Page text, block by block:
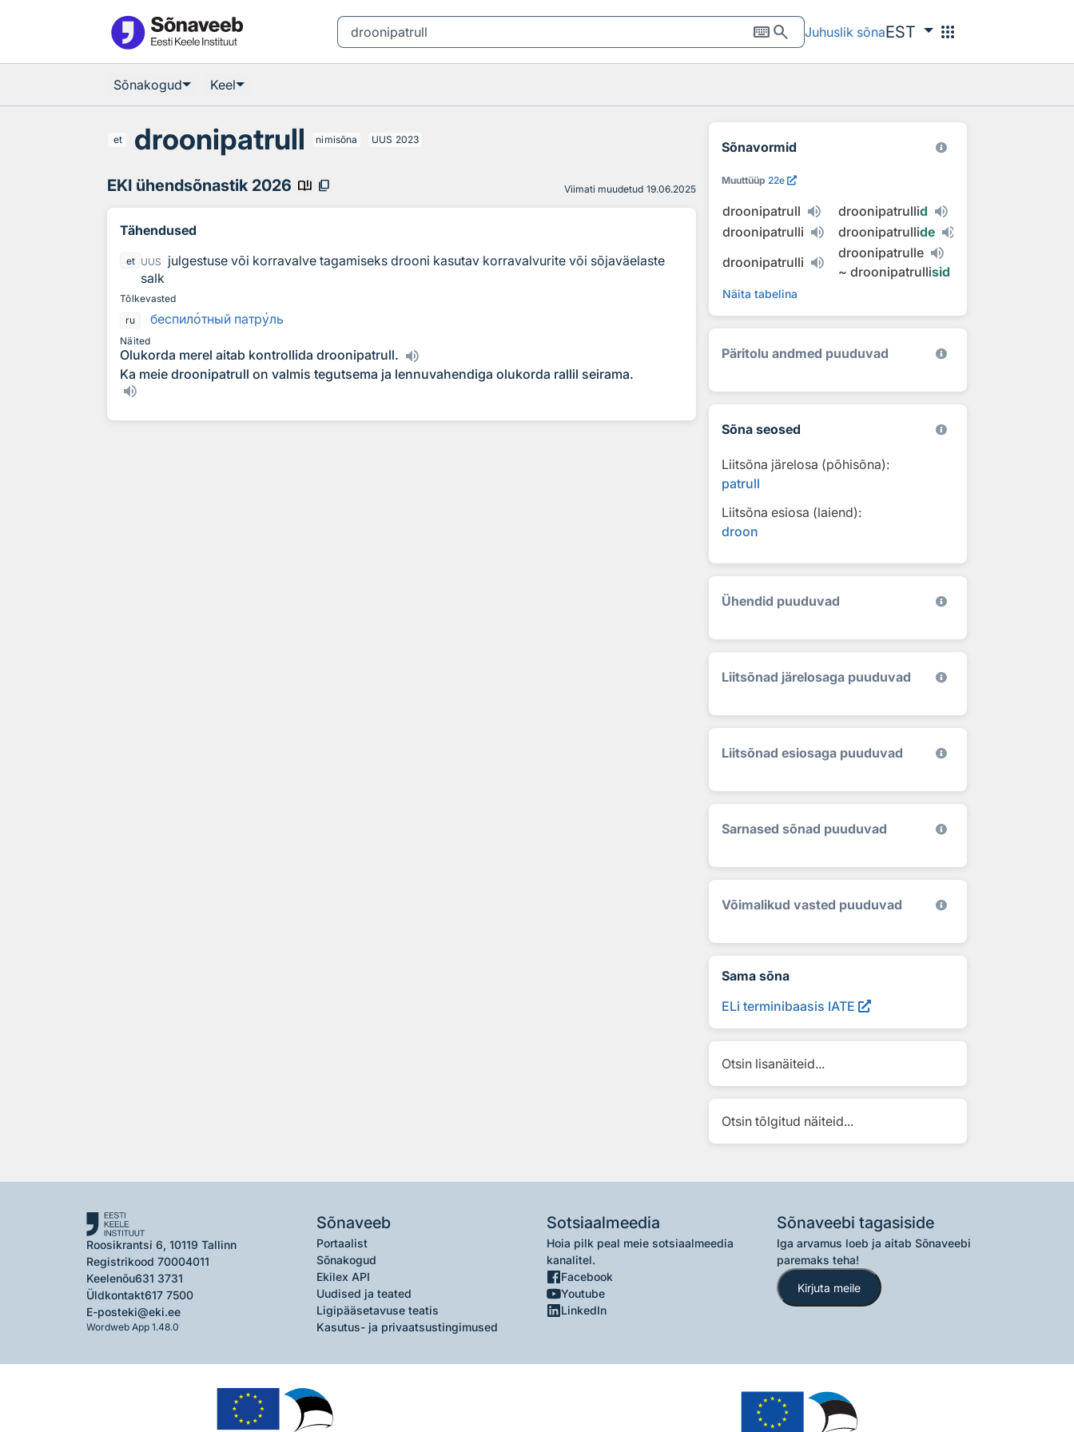
keyboardsearch Juhuslik sõnaEST apps
Sõnakogud Keel
et droonipatrull nimisõna UUS 2023
EKI ühendsõnastik 2026 book_ribbon content_copy Viimati muudetud 19.06.2025
Tähendused
et UUS
julgestuse või korravalve tagamiseks drooni kasutav korravalvurite või sõjaväelaste
salk
Tõlkevasted
ru
беспилотный патруль
Näited
Olukorda merel aitab kontrollida droonipatrull.
Ka meie droonipatrull on valmis tegutsema ja lennuvahendiga olukorda rallil seirama.
Sõnavormid
Muuttüüp 22e
droonipatrull droonipatrullid
droonipatrulli
droonipatrullide
droonipatrulli
droonipatrulle
~ droonipatrullisid
Näita tabelina
Päritolu andmed puuduvad
Sõna seosed
Liitsõna järelosa (põhisõna):
patrull
Liitsõna esiosa (laiend):
droon
Ühendid puuduvad
Liitsõnad järelosaga puuduvad
Liitsõnad esiosaga puuduvad
Sarnased sõnad puuduvad
Võimalikud vasted puuduvad
Sama sõna
ELi terminibaasis IATE
Otsin lisanäiteid...
Otsin tõlgitud näiteid...
Roosikrantsi 6, 10119 Tallinn
Registrikood 70004011
Keelenõu631 3731
Üldkontakt617 7500
E-posteki@eki.ee
Wordweb App 1.48.0
Sõnaveeb
Portaalist
Sõnakogud
Ekilex API
Uudised ja teated
Ligipääsetavuse teatis
Kasutus- ja privaatsustingimused
Sotsiaalmeedia
Hoia pilk peal meie sotsiaalmeedia
kanalitel.
Facebook
Youtube
LinkedIn
Sõnaveebi tagasiside
Iga arvamus loeb ja aitab Sõnaveebi
paremaks teha!
Kirjuta meile